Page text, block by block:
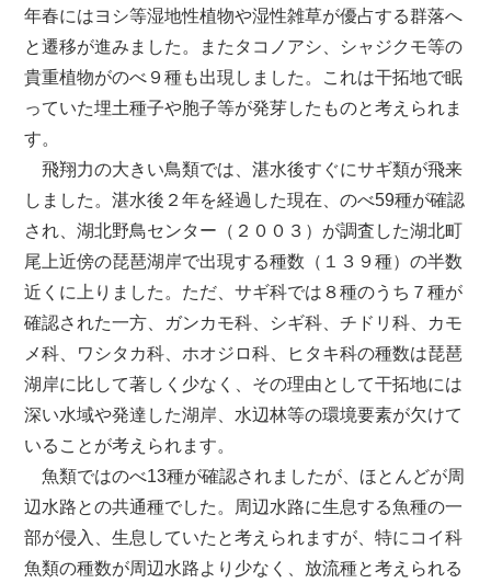
年春にはヨシ等湿地性植物や湿性雑草が優占する群落へ
と遷移が進みました。またタコノアシ、シャジクモ等の
貴重植物がのべ９種も出現しました。これは干拓地で眠
っていた埋土種子や胞子等が発芽したものと考えられま
す。
飛翔力の大きい鳥類では、湛水後すぐにサギ類が飛来
しました。湛水後２年を経過した現在、のべ59種が確認
され、湖北野鳥センター（２００３）が調査した湖北町
尾上近傍の琵琶湖岸で出現する種数（１３９種）の半数
近くに上りました。ただ、サギ科では８種のうち７種が
確認された一方、ガンカモ科、シギ科、チドリ科、カモ
メ科、ワシタカ科、ホオジロ科、ヒタキ科の種数は琵琶
湖岸に比して著しく少なく、その理由として干拓地には
深い水域や発達した湖岸、水辺林等の環境要素が欠けて
いることが考えられます。
魚類ではのべ13種が確認されましたが、ほとんどが周
辺水路との共通種でした。周辺水路に生息する魚種の一
部が侵入、生息していたと考えられますが、特にコイ科
魚類の種数が周辺水路より少なく、放流種と考えられる